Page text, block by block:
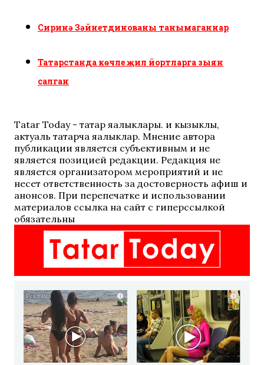
Сиринә Зәйнетдинованы танымаганнар
Татарстанда көчле җил йортларга зыян
салган
Tatar Today - татар яңалыклары. иң кызыклы,
актуаль татарча яңалыклар. Мнение автора
публикации является субъективным и не
является позицией редакции. Редакция не
является организатором мероприятий и не
несет ответственность за достоверность афиш и
анонсов. При перепечатке и использовании
материалов ссылка на сайт с гиперссылкой
обязательны
i i